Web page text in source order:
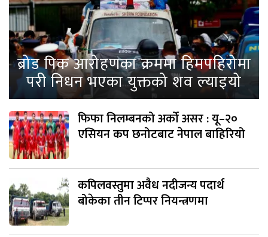
ब्रोड पिक आरोहणका क्रममा हिमपहिरोमा
परी निधन भएका युक्तको शव ल्याइयो
फिफा निलम्बनको अर्को असर : यू–२०
एसियन कप छनोटबाट नेपाल बाहिरियो
कपिलवस्तुमा अवैध नदीजन्य पदार्थ
बोकेका तीन टिप्पर नियन्त्रणमा